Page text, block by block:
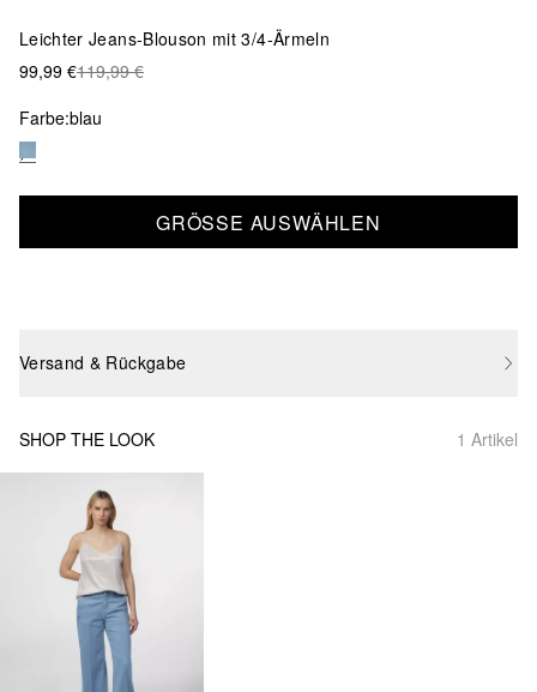
Leichter Jeans-Blouson mit 3/4-Ärmeln
99,99 €119,99 €
Farbe:blau
GRÖSSE AUSWÄHLEN
Versand & Rückgabe
SHOP THE LOOK 1 Artikel